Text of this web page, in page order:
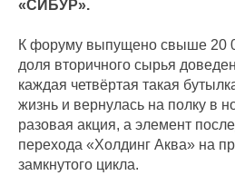
«СИБУР».
К форуму выпущено свыше 20
доля вторичного сырья
каждая четвёртая такая
жизнь и вернулась на полку в
разовая акция, а элемент
перехода «Холдинг Аква» на
замкнутого цикла.